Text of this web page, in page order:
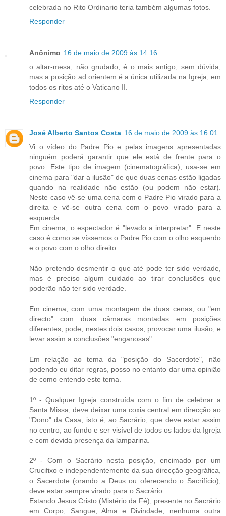
celebrada no Rito Ordinario teria também algumas fotos.
Responder
Anônimo 16 de maio de 2009 às 14:16
o altar-mesa, não grudado, é o mais antigo, sem dúvida,
mas a posição ad orientem é a única utilizada na Igreja, em
todos os ritos até o Vaticano II.
Responder
José Alberto Santos Costa 16 de maio de 2009 às 16:01
Vi o vídeo do Padre Pio e pelas imagens apresentadas
ninguém poderá garantir que ele está de frente para o
povo. Este tipo de imagem (cinematográfica), usa-se em
cinema para "dar a ilusão" de que duas cenas estão ligadas
quando na realidade não estão (ou podem não estar).
Neste caso vê-se uma cena com o Padre Pio virado para a
direita e vê-se outra cena com o povo virado para a
esquerda.
Em cinema, o espectador é "levado a interpretar". E neste
caso é como se víssemos o Padre Pio com o olho esquerdo
e o povo com o olho direito.
Não pretendo desmentir o que até pode ter sido verdade,
mas é preciso algum cuidado ao tirar conclusões que
poderão não ter sido verdade.
Em cinema, com uma montagem de duas cenas, ou "em
directo" com duas câmaras montadas em posições
diferentes, pode, nestes dois casos, provocar uma ilusão, e
levar assim a conclusões "enganosas".
Em relação ao tema da "posição do Sacerdote", não
podendo eu ditar regras, posso no entanto dar uma opinião
de como entendo este tema.
1º - Qualquer Igreja construída com o fim de celebrar a
Santa Missa, deve deixar uma coxia central em direcção ao
"Dono" da Casa, isto é, ao Sacrário, que deve estar assim
no centro, ao fundo e ser visível de todos os lados da Igreja
e com devida presença da lamparina.
2º - Com o Sacrário nesta posição, encimado por um
Crucifixo e independentemente da sua direcção geográfica,
o Sacerdote (orando a Deus ou oferecendo o Sacrifício),
deve estar sempre virado para o Sacrário.
Estando Jesus Cristo (Mistério da Fé), presente no Sacrário
em Corpo, Sangue, Alma e Divindade, nenhuma outra